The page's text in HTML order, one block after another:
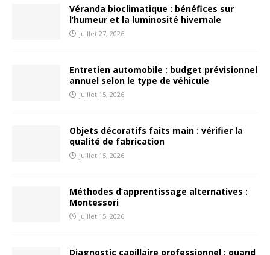
Véranda bioclimatique : bénéfices sur
l’humeur et la luminosité hivernale
juillet 27, 2026
Entretien automobile : budget prévisionnel
annuel selon le type de véhicule
juillet 15, 2026
Objets décoratifs faits main : vérifier la
qualité de fabrication
juillet 15, 2026
Méthodes d’apprentissage alternatives :
Montessori
juillet 15, 2026
Diagnostic capillaire professionnel : quand